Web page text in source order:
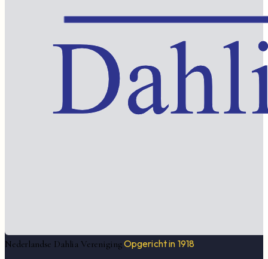
Nederlandse Dahlia VerenigingOpgericht in 1918